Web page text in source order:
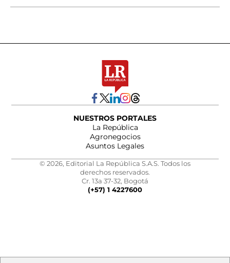
NUESTROS PORTALES
La República
Agronegocios
Asuntos Legales
© 2026, Editorial La República S.A.S. Todos los
derechos reservados.
Cr. 13a 37-32, Bogotá
(+57) 1 4227600